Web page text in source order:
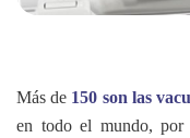
Más de 150 son las
en todo el mundo,